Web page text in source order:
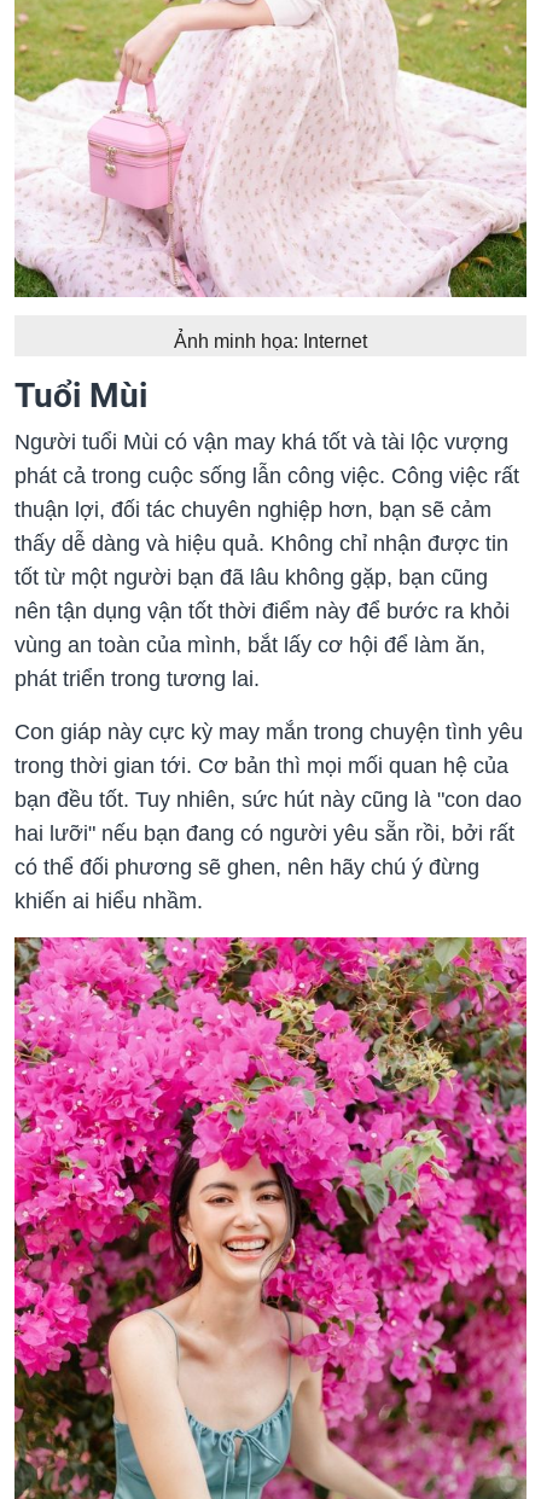
Ảnh minh họa: Internet
Tuổi Mùi
Người tuổi Mùi có vận may khá tốt và tài lộc vượng
phát cả trong cuộc sống lẫn công việc. Công việc rất
thuận lợi, đối tác chuyên nghiệp hơn, bạn sẽ cảm
thấy dễ dàng và hiệu quả. Không chỉ nhận được tin
tốt từ một người bạn đã lâu không gặp, bạn cũng
nên tận dụng vận tốt thời điểm này để bước ra khỏi
vùng an toàn của mình, bắt lấy cơ hội để làm ăn,
phát triển trong tương lai.
Con giáp này cực kỳ may mắn trong chuyện tình yêu
trong thời gian tới. Cơ bản thì mọi mối quan hệ của
bạn đều tốt. Tuy nhiên, sức hút này cũng là "con dao
hai lưỡi" nếu bạn đang có người yêu sẵn rồi, bởi rất
có thể đối phương sẽ ghen, nên hãy chú ý đừng
khiến ai hiểu nhầm.